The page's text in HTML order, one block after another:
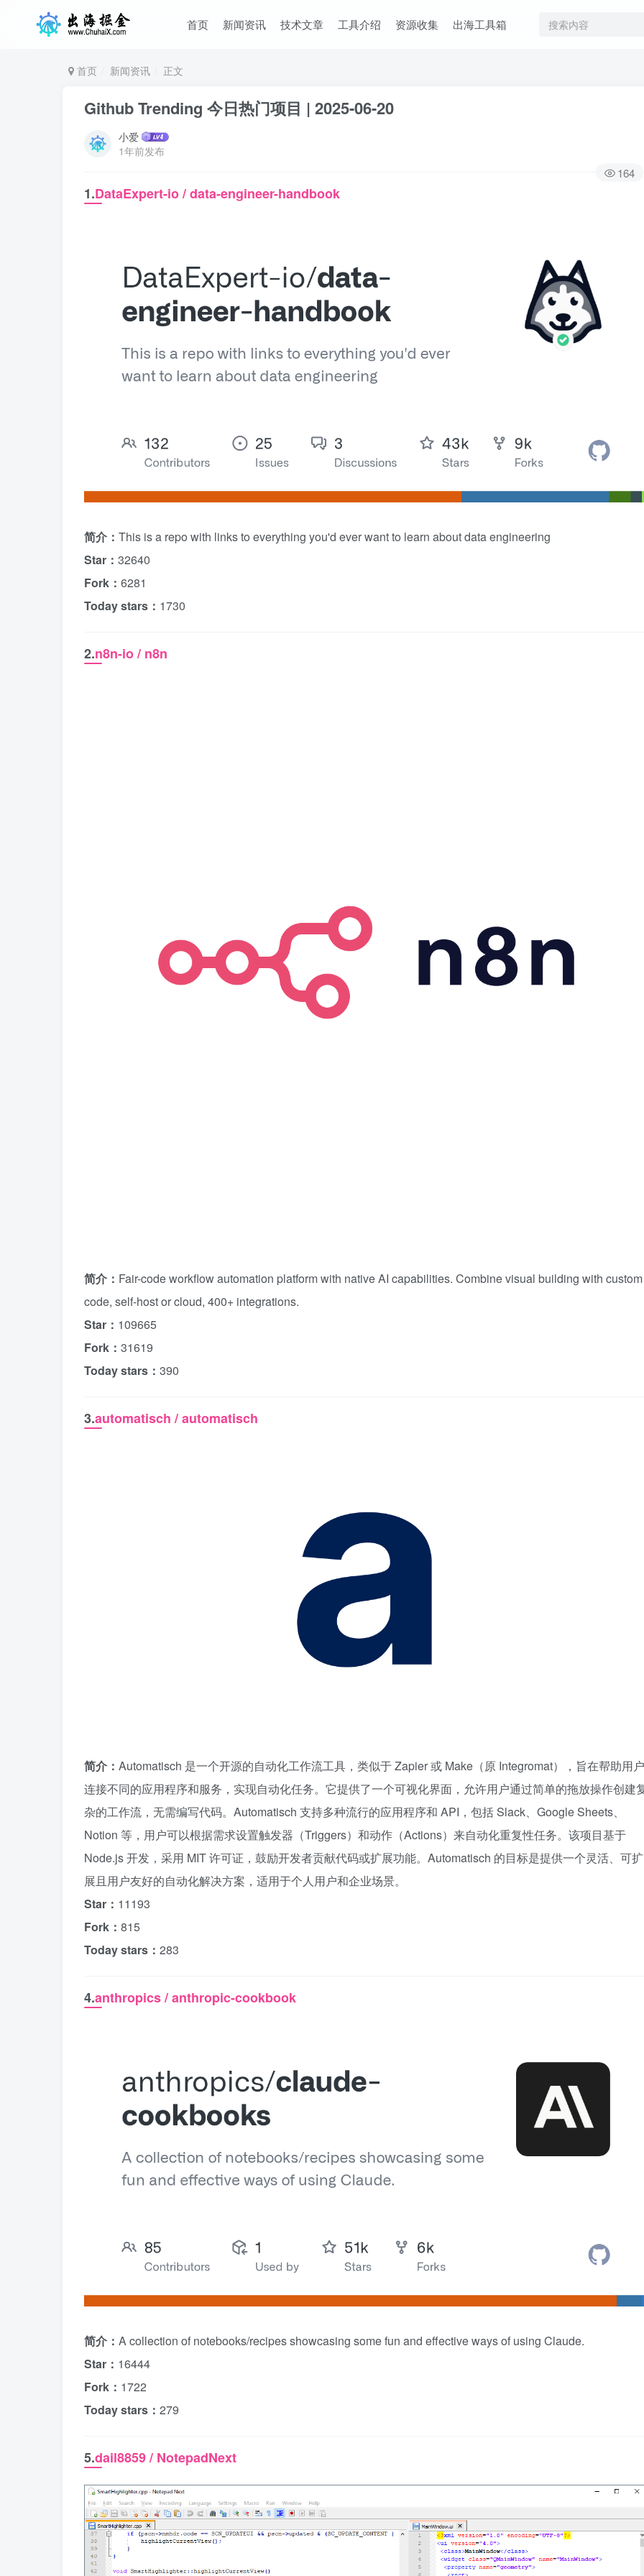
首页 新闻资讯 技术文章 工具介绍 资源收集 出海工具箱
首页 新闻资讯 正文
Github Trending 今日热门项目 | 2025-06-20
小爱
1年前发布
164
1.DataExpert-io / data-engineer-handbook
简介： This is a repo with links to everything you'd ever want to learn about data engineering
Star： 32640
Fork： 6281
Today stars： 1730
2.n8n-io / n8n
简介： Fair-code workflow automation platform with native AI capabilities. Combine visual building with custom
code, self-host or cloud, 400+ integrations.
Star： 109665
Fork： 31619
Today stars： 390
3.automatisch / automatisch
简介： Automatisch 是一个开源的自动化工作流工具，类似于 Zapier 或 Make（原 Integromat），旨在帮助用户
连接不同的应用程序和服务，实现自动化任务。它提供了一个可视化界面，允许用户通过简单的拖放操作创建
杂的工作流，无需编写代码。Automatisch 支持多种流行的应用程序和 API，包括 Slack、Google Sheets、
Notion 等，用户可以根据需求设置触发器（Triggers）和动作（Actions）来自动化重复性任务。该项目基于
Node.js 开发，采用 MIT 许可证，鼓励开发者贡献代码或扩展功能。Automatisch 的目标是提供一个灵活、可扩
展且用户友好的自动化解决方案，适用于个人用户和企业场景。
Star： 11193
Fork： 815
Today stars： 283
4.anthropics / anthropic-cookbook
简介： A collection of notebooks/recipes showcasing some fun and effective ways of using Claude.
Star： 16444
Fork： 1722
Today stars： 279
5.dail8859 / NotepadNext